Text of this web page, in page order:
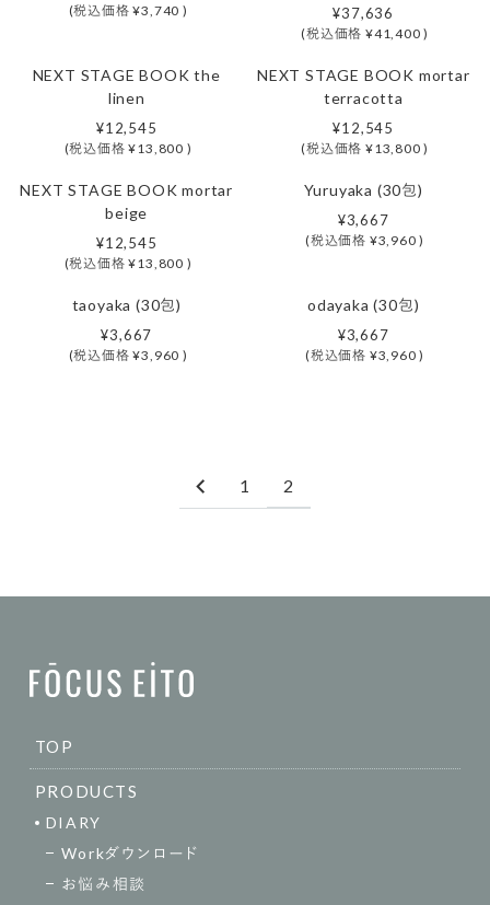
(税込価格 ¥3,740 ) ¥37,636
(税込価格 ¥41,400 )
NEXT STAGE BOOK the
linen
¥12,545
(税込価格 ¥13,800 )
NEXT STAGE BOOK mortar
terracotta
¥12,545
(税込価格 ¥13,800 )
NEXT STAGE BOOK mortar
beige
¥12,545
(税込価格 ¥13,800 )
Yuruyaka (30包)
¥3,667
(税込価格 ¥3,960 )
taoyaka (30包)
¥3,667
(税込価格 ¥3,960 )
odayaka (30包)
¥3,667
(税込価格 ¥3,960 )
1 2
TOP
PRODUCTS
DIARY
Workダウンロード
お悩み相談